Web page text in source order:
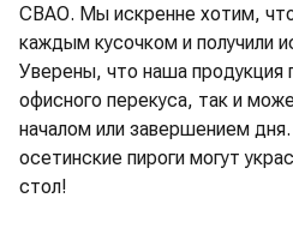
СВАО. Мы искренне хотим,
каждым кусочком и получили
Уверены, что наша продукция
офисного перекуса, так и
началом или завершением
осетинские пироги могут
стол!